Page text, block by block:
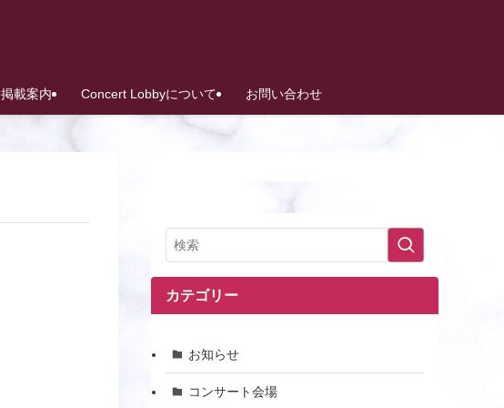
掲載案内 Concert Lobbyについて お問い合わせ
カテゴリー
お知らせ
コンサート会場